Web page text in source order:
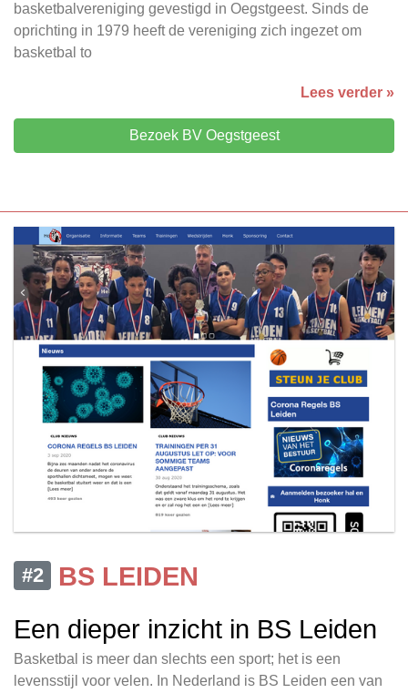
basketbalvereniging gevestigd in Oegstgeest. Sinds de
oprichting in 1979 heeft de vereniging zich ingezet om
basketbal to
Lees verder »
Bezoek BV Oegstgeest
#2
BS LEIDEN
Een dieper inzicht in BS Leiden
Basketbal is meer dan slechts een sport; het is een
levensstijl voor velen. In Nederland is BS Leiden een van